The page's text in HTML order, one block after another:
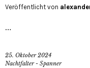
Veröffentlicht von
…
25. Oktober 2024
Nachtfalter - Spanner